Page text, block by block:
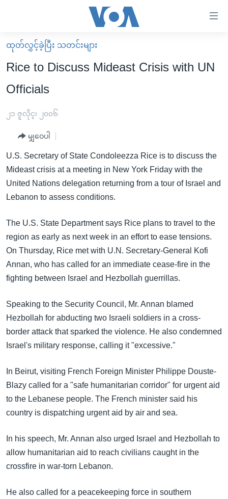
လွယ်ကူ
စေ
သည့်
များ
ကြည့်
ရန်
ရှာဖွေ
ရန်
သို့
ကျော်
ရန်
မူလစာမျက်နှာ
မြန်မာ
ကမ္ဘာ့သတင်းများ
နိုင်ငံတကာ
ဗွီဒီယို
ရပ်ဝန်းတခု လမ်းတခု အလွန်
အမေရိကန်သုံးအီဒီယံ
မကြေးမုံရဲ့ အင်္ဂလိပ်စာ
ရုပ်ရှင်ထဲက အင်္ဂလိပ်စာ
သုတပဒေသာ အင်္ဂလိပ်စာ
အပတ်စဉ်ကဏ္ဍများ
ရေဒီယို
တီဗွီ
ရေဒီယိုနှင့်ရုပ်သံ အချက်အလက်များ
ရေဒီယို/တီဗွီအစီအစဉ်
Learning English
ဗွီအိုအေ လူမှုကွန်ယက်များ
ဘာသာစကားများ
ထုတ်လွှင့်ခဲ့ပြီး သတင်းများ
Rice to Discuss Mideast Crisis with UN
Officials
၂၁ ဇူလိုင္၊ ၂၀၀၆
မျှဝေပါ
U.S. Secretary of State Condoleezza Rice is to discuss the
Mideast crisis at a meeting in New York Friday with the
United Nations delegation returning from a tour of Israel and
Lebanon to assess conditions.
The U.S. State Department says Rice plans to travel to the
region as early as next week in an effort to ease tensions.
On Thursday, Rice met with U.N. Secretary-General Kofi
Annan, who has called for an immediate cease-fire in the
fighting between Israel and Hezbollah guerrillas.
Speaking to the Security Council, Mr. Annan blamed
Hezbollah for abducting two Israeli soldiers in a cross-
border attack that sparked the violence. He also condemned
Israel's military response, calling it "excessive."
In Beirut, visiting French Foreign Minister Philippe Douste-
Blazy called for a "safe humanitarian corridor" for urgent aid
to the Lebanese people. The French minister said his
country is dispatching urgent aid by air and sea.
In his speech, Mr. Annan also urged Israel and Hezbollah to
allow humanitarian aid to reach civilians caught in the
crossfire in war-torn Lebanon.
He also called for a peacekeeping force in southern